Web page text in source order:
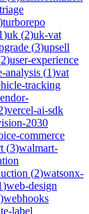
triage
)turborepo
)uk (2)uk-vat
(3)upsell
2)user-experience
analysis (1)vat
tracking
)vercel-ai-sdk
2030
commerce
(3)walmart-
(2)watsonx-
)web-design
)webhooks
label